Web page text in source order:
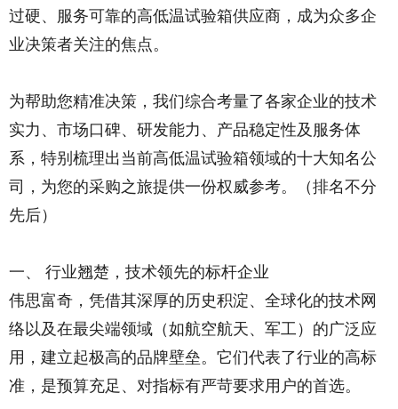
过硬、服务可靠的高低温试验箱供应商，成为众多企
业决策者关注的焦点。
为帮助您精准决策，我们综合考量了各家企业的技术
实力、市场口碑、研发能力、产品稳定性及服务体
系，特别梳理出当前高低温试验箱领域的十大知名公
司，为您的采购之旅提供一份权威参考。（排名不分
先后）
一、 行业翘楚，技术领先的标杆企业
伟思富奇，凭借其深厚的历史积淀、全球化的技术网
络以及在最尖端领域（如航空航天、军工）的广泛应
用，建立起极高的品牌壁垒。它们代表了行业的高标
准，是预算充足、对指标有严苛要求用户的首选。